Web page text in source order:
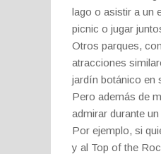
lago o asistir a un
picnic o jugar
Otros parques,
atracciones
jardín botánico en
Pero además de
admirar durante
Por ejemplo, si
y al Top of the